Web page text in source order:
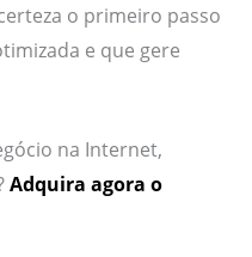
o primeiro passo
e que gere
na Internet,
Adquira agora o